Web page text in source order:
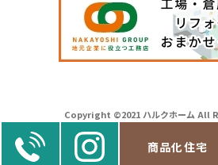
商品化住宅
Copyright ©2021 ハルクホーム All